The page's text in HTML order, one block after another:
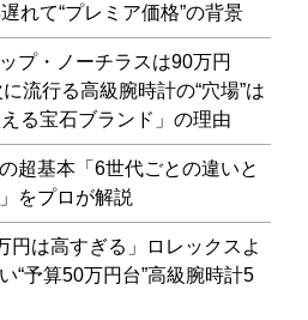
れて“プレミア価格”の背景
プ・ノーチラスは90万円
流行る高級腕時計の“穴場”は
える宝石ブランド」の理由
超基本「6世代ごとの違いと
をプロが解説
円は高すぎる」ロレックスよ
“予算50万円台”高級腕時計5